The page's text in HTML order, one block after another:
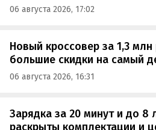
06 августа 2026, 17:02
Новый кроссовер за 1,3
большие скидки на самый
06 августа 2026, 16:31
Зарядка за 20 минут и до 8
раскрыты комплектации и